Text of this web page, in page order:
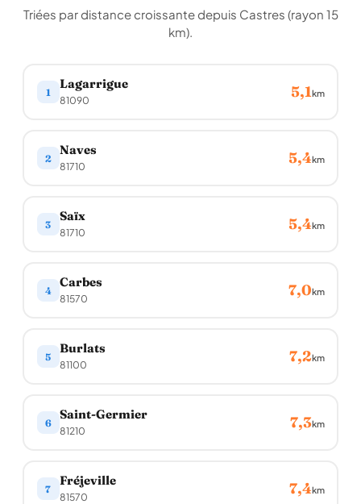
Triées par distance croissante depuis Castres (rayon 15
km).
1
Lagarrigue
81090 5,1km
2
Naves
81710 5,4km
3
Saïx
81710 5,4km
4
Carbes
81570 7,0km
5
Burlats
81100 7,2km
6
Saint-Germier
81210 7,3km
7
Fréjeville
81570 7,4km